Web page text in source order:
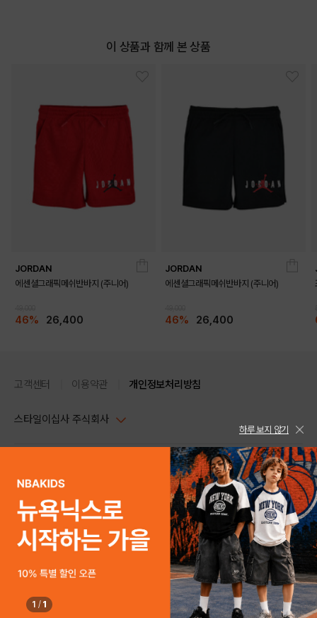
이 상품과 함께 본 상품
JORDAN
에센셜그래픽메쉬반바지 (주니어)
46% 26,400
JORDAN
에센셜그래픽메쉬반바지 (주니어)
46% 26,400
구매하기
고객센터 이용약관 개인정보처리방침
스타일이십사 주식회사
주소 : 서울시 강남구 논현로 633, 6층 (논현동, 한세엠케이빌딩)
사업자등록번호 : 116-81-32499
통신판매업신고번호 : 제 2024-서울강남-04239
호스팅 서비스 : 스타일이십사㈜
고객센터 1544-5336(평일 09:00~ 18:00 토/일/공휴일 휴무)
스타일24 고객센터 1544-5336
평일 09:00~ 18:00 (토/일/공휴일 휴무)
help Email : help@style24.com
COPYRIGHTⓒ2021 STYLE24 ALL RIGHTS RESERVED.
하루 보지 않기
1 / 1